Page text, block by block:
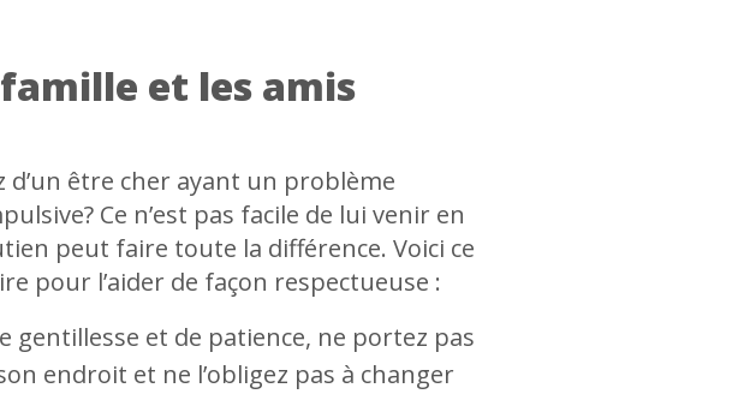
et les amis
d’un être cher ayant un problème
Ce n’est pas facile de lui venir en
peut faire toute la différence. Voici ce
pour l’aider de façon respectueuse :
gentillesse et de patience, ne portez pas
endroit et ne l’obligez pas à changer